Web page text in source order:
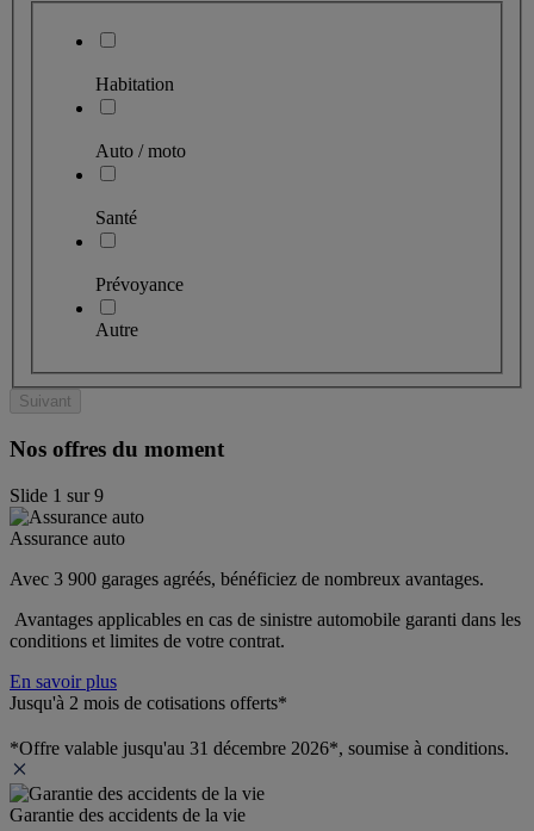
Habitation
Auto / moto
Santé
Prévoyance
Autre
Suivant
Nos offres du moment
Slide 1 sur9
Assurance auto
Avec 3 900 garages agréés, bénéficiez de nombreux avantages.
Avantages applicables en cas de sinistre automobile garanti dans les
conditions et limites de votre contrat.
En savoir plus
Jusqu'à 2 mois de cotisations offerts*
*Offre valable jusqu'au 31 décembre 2026*, soumise à conditions.
Garantie des accidents de la vie